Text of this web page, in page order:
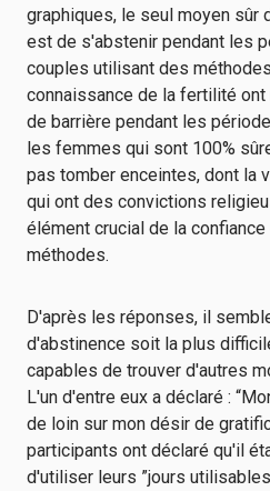
graphiques, le seul moyen sûr
est de s'abstenir pendant les
couples utilisant des
connaissance de la fertilité
de barrière pendant les
les femmes qui sont 100%
pas tomber enceintes, dont la
qui ont des convictions
élément crucial de la
méthodes.
D'après les réponses, il
d'abstinence soit la plus
capables de trouver d'autres
L'un d'entre eux a déclaré :
de loin sur mon désir de
participants ont déclaré qu'il
d'utiliser leurs ”jours